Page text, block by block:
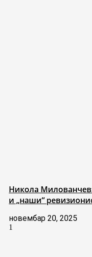
Никола Милованчев:
и „наши“
новембар 20, 2025